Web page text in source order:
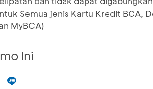
Semua jenis Kartu Kredit BCA,
MyBCA)
Ini